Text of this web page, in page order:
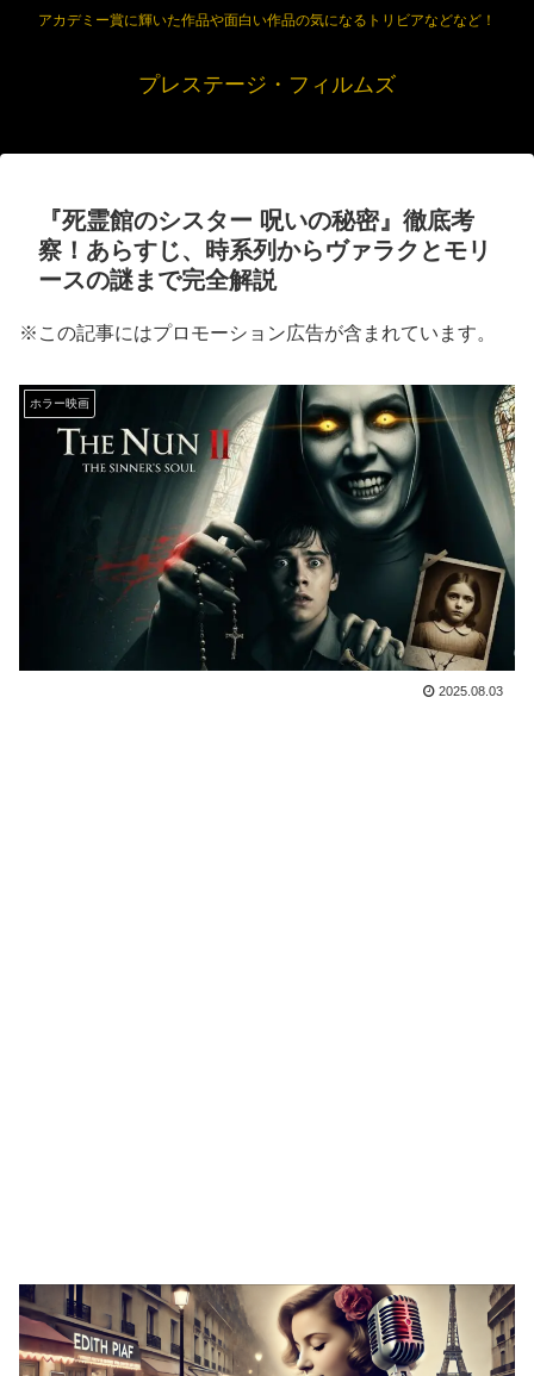
アカデミー賞に輝いた作品や面白い作品の気になるトリビアなどなど！
プレステージ・フィルムズ
『死霊館のシスター 呪いの秘密』徹底考
察！あらすじ、時系列からヴァラクとモリ
ースの謎まで完全解説
※この記事にはプロモーション広告が含まれています。
ホラー映画
2025.08.03